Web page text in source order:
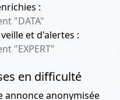
:
"DATA"
et d'alertes :
"EXPERT"
en difficulté
annonce anonymisée